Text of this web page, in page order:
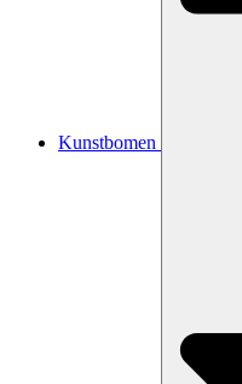
Kunstbomen